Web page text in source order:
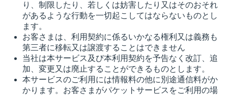
り、制限したり、若しくは妨害したり又はそのおそれ
があるような行動を一切起こしてはならないものとし
ます。
お客さまは、利用契約に係るいかなる権利又は義務も
第三者に移転又は譲渡することはできません
当社は本サービス及び本利用契約を予告なく改訂、追
加、変更又は廃止することができるものとします。
本サービスのご利用には情報料の他に別途通信料がか
かります。お客さまがパケットサービスをご利用の場